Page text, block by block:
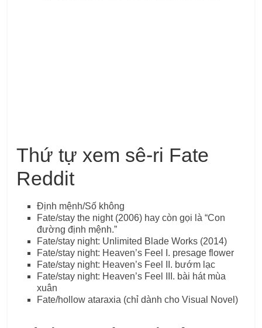
Thứ tự xem sê-ri Fate
Reddit
Định mệnh/Số không
Fate/stay the night (2006) hay còn gọi là “Con
đường định mệnh.”
Fate/stay night: Unlimited Blade Works (2014)
Fate/stay night: Heaven’s Feel I. presage flower
Fate/stay night: Heaven’s Feel II. bướm lạc
Fate/stay night: Heaven’s Feel III. bài hát mùa
xuân
Fate/hollow ataraxia (chỉ dành cho Visual Novel)